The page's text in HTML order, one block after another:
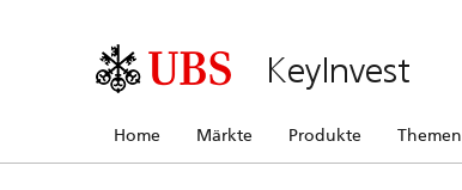
KeyInvest
Home Märkte Produkte Themen